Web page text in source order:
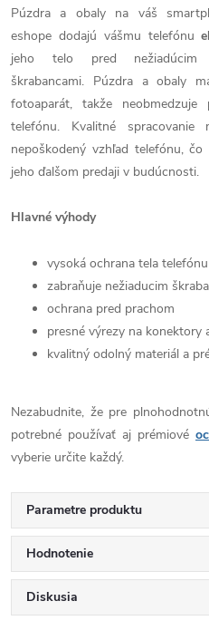
Púzdra a obaly na váš
eshope dodajú vášmu telefónu
jeho telo pred nežiadúcim
škrabancami. Púzdra a obaly
fotoaparát, takže
telefónu. Kvalitné spracovanie
nepoškodený vzhľad telefónu,
jeho ďalšom predaji v budúcnosti.
Hlavné výhody
vysoká ochrana tela telefónu
zabraňuje nežiaducim
ochrana pred prachom
presné výrezy na konektory
kvalitný odolný materiál a
Nezabudnite, že pre
potrebné používať aj prémiové
vyberie určite každý.
Parametre produktu
Hodnotenie
Diskusia